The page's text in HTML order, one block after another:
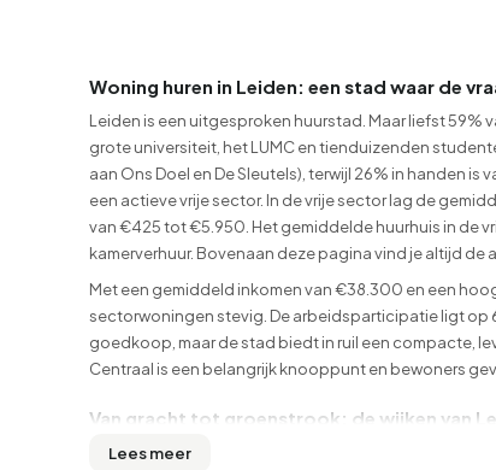
Woning huren in Leiden: een stad waar de
Leiden is een uitgesproken huurstad. Maar liefst 59%
grote universiteit, het LUMC en tienduizenden
aan Ons Doel en De Sleutels), terwijl 26% in handen
een actieve vrije sector. In de vrije sector lag de
van €425 tot €5.950. Het gemiddelde huurhuis in de
kamerverhuur. Bovenaan deze pagina vind je altijd
Met een gemiddeld inkomen van €38.300 en een
sectorwoningen stevig. De arbeidsparticipatie ligt op
goedkoop, maar de stad biedt in ruil een compacte,
Centraal is een belangrijk knooppunt en bewoners
Van gracht tot groenstrook: de wijken van
Leiden is compact, maar de wijken verschillen
Lees meer